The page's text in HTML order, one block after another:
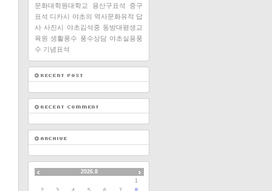
문화대학원대학교
용산구표석
중구
표석 디카시 야초의 역사문화유적 답
사 사진시 야초김석중 동방대평생교
육원 생활풍수 풍수상담 야초실용풍
수 기념표석
2026.8
1